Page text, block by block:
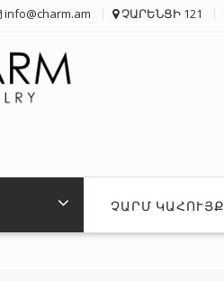
info@charm.am ՉԱՐԵՆՑԻ 121
ՉԱՐՄ ԿԱՀՈՒՅՔ